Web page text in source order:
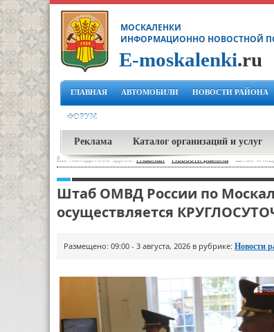
МОСКАЛЕНКИ
ИНФОРМАЦИОННО НОВОСТНОЙ
E-moskalenki.ru
ГЛАВНАЯ АВТОМОБИЛИ НОВОСТИ РАЙОНА
ФОРУМ
Реклама Каталог организаций и услуг
Вы находитесь здесь:Главная-Новости района Штаб
Штаб ОМВД России по
осуществляется
Размещено: 09:00 - 3 августа, 2026 в рубрике: Новости